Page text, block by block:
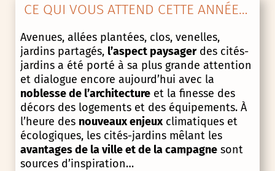
CE QUI VOUS ATTEND CETTE ANNÉE…
Avenues, allées plantées, clos, venelles,
jardins partagés, l’aspect paysagerdes cités-
jardins a été porté à sa plus grande attention
et dialogue encore aujourd’hui avec la
noblesse de l’architectureet la finesse des
décors des logements et des équipements. À
l’heure des nouveaux enjeuxclimatiques et
écologiques, les cités-jardins mêlant les
avantages de la ville et de la campagnesont
sources d’inspiration…